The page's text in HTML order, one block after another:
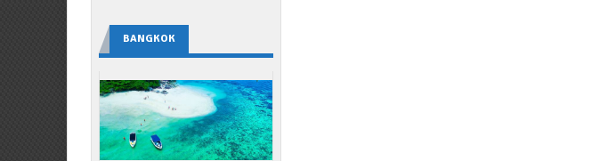
BANGKOK